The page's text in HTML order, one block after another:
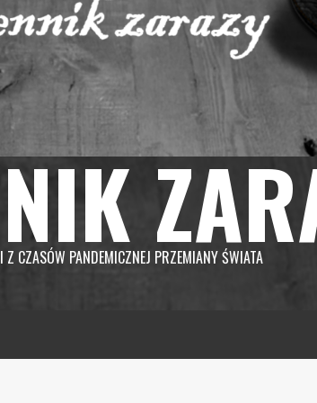
Z CZASÓW PANDEMICZNEJ PRZEMIANY ŚWIATA